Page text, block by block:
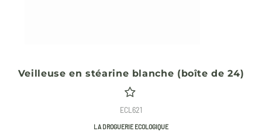
Veilleuse en stéarine blanche (boîte de 24)
ECL621
LA DROGUERIE ECOLOGIQUE